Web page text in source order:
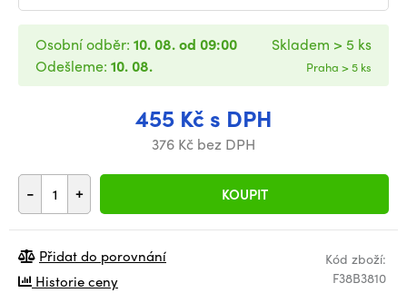
455 Kč s DPH
376 Kč bez DPH
- + KOUPIT
Osobní odběr: 10. 08. od 09:00
Odešleme: 10. 08.
Skladem > 5 ks
Praha > 5 ks
Kód zboží:
F38B3810
Přidat do porovnání
Historie ceny